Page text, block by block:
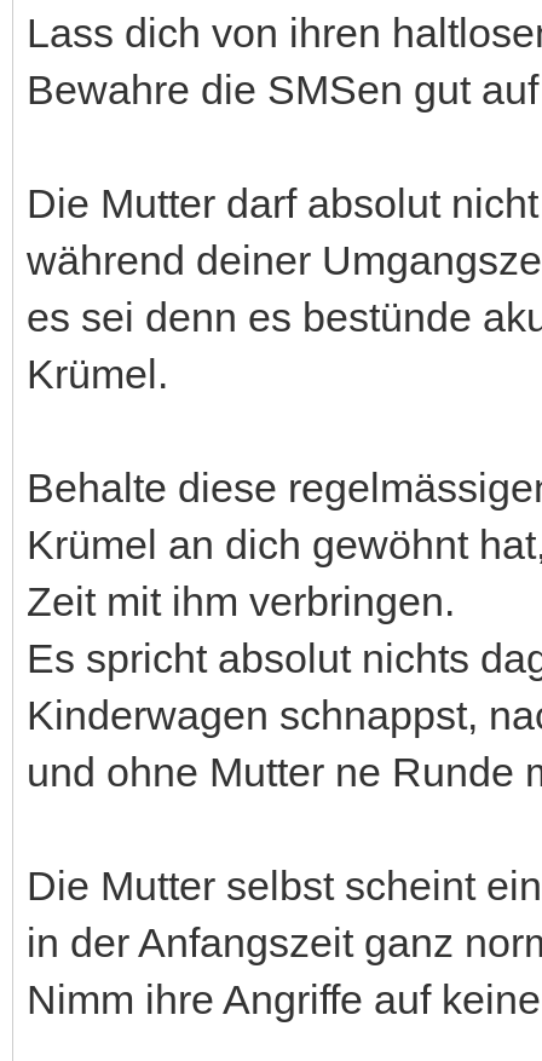
Lass dich von ihren
Bewahre die SMSen gut
Die Mutter darf absolut
während deiner
es sei denn es bestünde
Krümel.
Behalte diese
Krümel an dich gewöhnt
Zeit mit ihm verbringen.
Es spricht absolut nichts
Kinderwagen schnappst,
und ohne Mutter ne Runde
Die Mutter selbst scheint
in der Anfangszeit ganz
Nimm ihre Angriffe auf